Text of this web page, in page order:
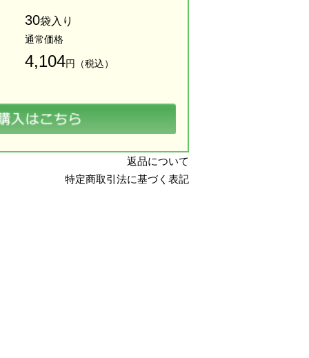
30袋入り
通常価格
4,104円（税込）
返品について
特定商取引法に基づく表記